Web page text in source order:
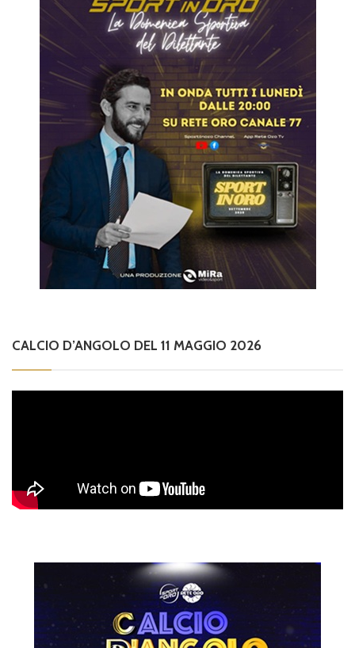
CALCIO D’ANGOLO DEL 11 MAGGIO 2026